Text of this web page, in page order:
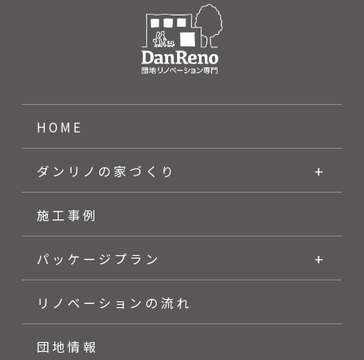
2.協力業者と提携して業務を行う場合（協力
業者にも適切な管理を行います）
お客様等が個人情報の利用目的の通知、個人情報
の開示、訂正、追加若しくは削除を希望される場
合は、希望される方が本人であることを確認の上
個人情報保護に関して適用される法令、規範を遵
理のための必要かつ適切な措置を行います。
５．従業員の監督
HOME
ダンリノの家づくり
施工事例
パッケージプラン
リノベーションの流れ
団地情報